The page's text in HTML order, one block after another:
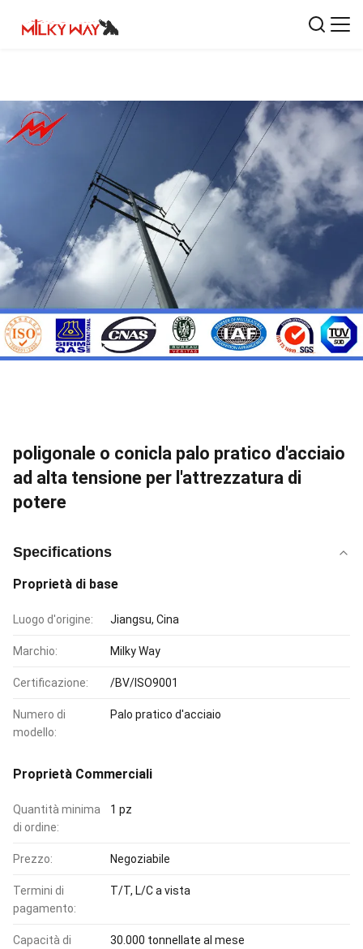
poligonale o conicla palo pratico d'acciaio
ad alta tensione per l'attrezzatura di
potere
Specifications
Proprietà di base
Luogo d'origine: Jiangsu, Cina
Marchio: Milky Way
Certificazione: /BV/ISO9001
Numero di
modello:
Palo pratico d'acciaio
Proprietà Commerciali
Quantità minima
di ordine:
1 pz
Prezzo: Negoziabile
Termini di
pagamento:
T/T, L/C a vista
Capacità di
30.000 tonnellate al mese